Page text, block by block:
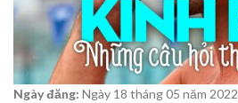
Ngày đăng: Ngày 18 tháng 05 năm 2022